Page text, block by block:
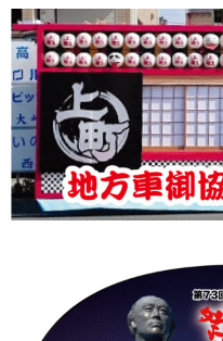
音楽
衣装
地方車
グッズ
上町Tシャツ